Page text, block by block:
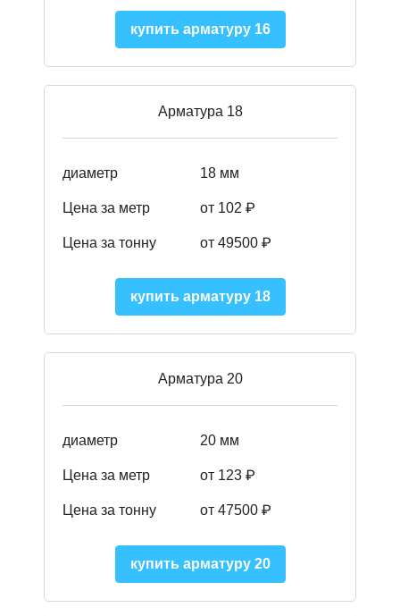
купить арматуру 16
Арматура 18
диаметр 18 мм
Цена за метр от 102 ₽
Цена за тонну от 49500 ₽
купить арматуру 18
Арматура 20
диаметр 20 мм
Цена за метр от 123 ₽
Цена за тонну от 47500 ₽
купить арматуру 20